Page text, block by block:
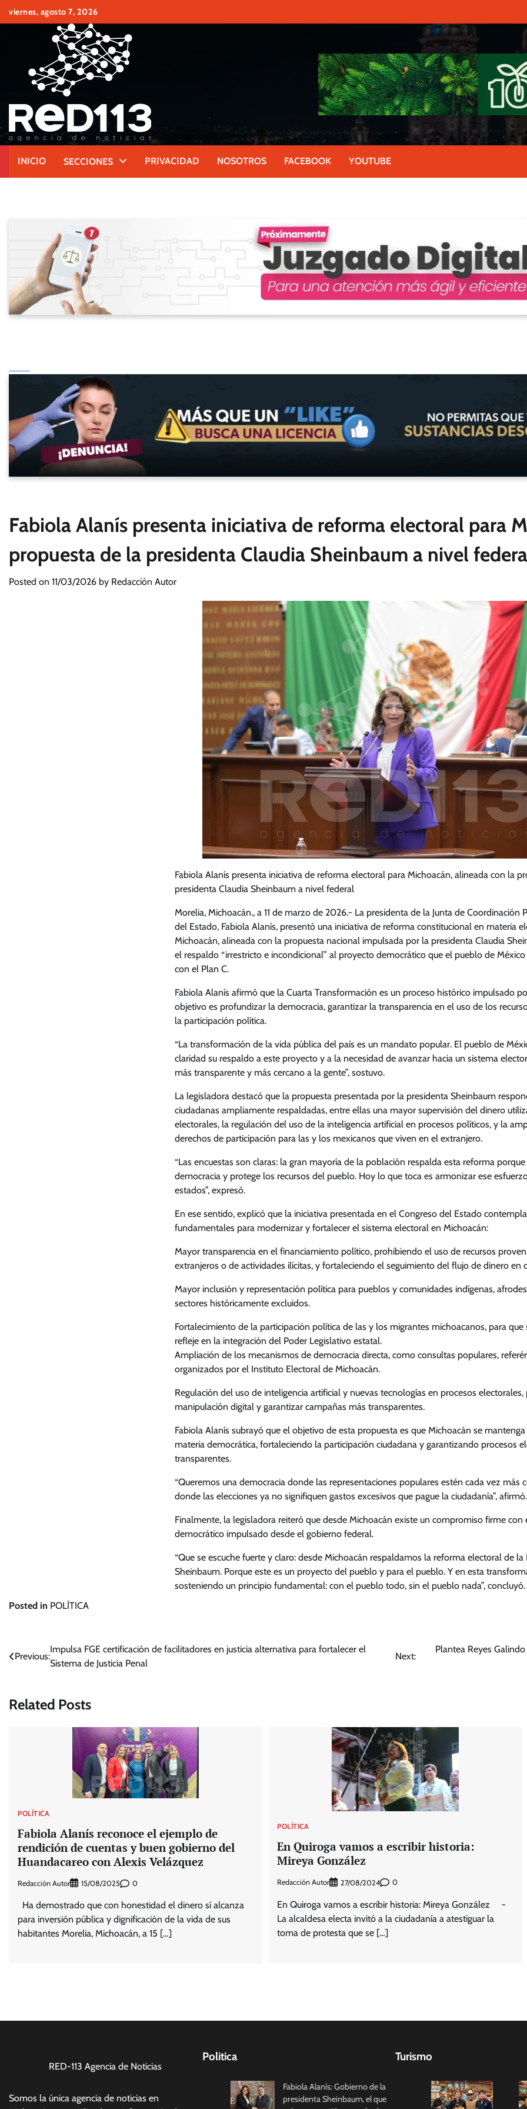
Skipviernes, agosto 7, 2026
INICIO SECCIONES PRIVACIDAD NOSOTROS FACEBOOK YOUTUBE
Fabiola Alanís presenta iniciativa de reforma electoral para
propuesta de la presidenta Claudia Sheinbaum a nivel
Posted on 11/03/2026 by Redacción Autor
Fabiola Alanís presenta iniciativa de reforma electoral para Michoacán, alineada con la
presidenta Claudia Sheinbaum a nivel federal
Morelia, Michoacán., a 11 de marzo de 2026.- La presidenta de la Junta de Coordinación
del Estado, Fabiola Alanís, presentó una iniciativa de reforma constitucional en materia
Michoacán, alineada con la propuesta nacional impulsada por la presidenta Claudia
el respaldo “irrestricto e incondicional” al proyecto democrático que el pueblo de
con el Plan C.
Fabiola Alanís afirmó que la Cuarta Transformación es un proceso histórico impulsado
objetivo es profundizar la democracia, garantizar la transparencia en el uso de los
la participación política.
“La transformación de la vida pública del país es un mandato popular. El pueblo de
claridad su respaldo a este proyecto y a la necesidad de avanzar hacia un sistema
más transparente y más cercano a la gente”, sostuvo.
La legisladora destacó que la propuesta presentada por la presidenta Sheinbaum
ciudadanas ampliamente respaldadas, entre ellas una mayor supervisión del dinero
electorales, la regulación del uso de la inteligencia artificial en procesos políticos, y la
derechos de participación para las y los mexicanos que viven en el extranjero.
“Las encuestas son claras: la gran mayoría de la población respalda esta reforma
democracia y protege los recursos del pueblo. Hoy lo que toca es armonizar ese
estados”, expresó.
En ese sentido, explicó que la iniciativa presentada en el Congreso del Estado
fundamentales para modernizar y fortalecer el sistema electoral en Michoacán:
Mayor transparencia en el financiamiento político, prohibiendo el uso de recursos
extranjeros o de actividades ilícitas, y fortaleciendo el seguimiento del flujo de dinero en
Mayor inclusión y representación política para pueblos y comunidades indígenas,
sectores históricamente excluidos.
Fortalecimiento de la participación política de las y los migrantes michoacanos, para
refleje en la integración del Poder Legislativo estatal.
Ampliación de los mecanismos de democracia directa, como consultas populares,
organizados por el Instituto Electoral de Michoacán.
Regulación del uso de inteligencia artificial y nuevas tecnologías en procesos electorales,
manipulación digital y garantizar campañas más transparentes.
Fabiola Alanís subrayó que el objetivo de esta propuesta es que Michoacán se
materia democrática, fortaleciendo la participación ciudadana y garantizando procesos
transparentes.
“Queremos una democracia donde las representaciones populares estén cada vez más
donde las elecciones ya no signifiquen gastos excesivos que pague la ciudadanía”, afirmó.
Finalmente, la legisladora reiteró que desde Michoacán existe un compromiso firme con
democrático impulsado desde el gobierno federal.
“Que se escuche fuerte y claro: desde Michoacán respaldamos la reforma electoral de la
Sheinbaum. Porque este es un proyecto del pueblo y para el pueblo. Y en esta
sosteniendo un principio fundamental: con el pueblo todo, sin el pueblo nada”, concluyó.
Posted in POLÍTICA
Navegación
Previous:
Impulsa FGE certificación de facilitadores en justicia alternativa para fortalecer el
Sistema de Justicia Penal
Next:
Plantea Reyes
Related Posts
POLÍTICA
Fabiola Alanís reconoce el ejemplo de
rendición de cuentas y buen gobierno del
Huandacareo con Alexis Velázquez
Redacción Autor 15/08/2025 0
Ha demostrado que con honestidad el dinero sí alcanza
para inversión pública y dignificación de la vida de sus
habitantes Morelia, Michoacán, a 15 […]
POLÍTICA
En Quiroga vamos a escribir historia:
Mireya González
Redacción Autor 27/08/2024 0
En Quiroga vamos a escribir historia: Mireya González -
La alcaldesa electa invitó a la ciudadanía a atestiguar la
toma de protesta que se […]
RED-113 Agencia de Noticias
Somos la única agencia de noticias en
Politica
Fabiola Alanís: Gobierno de la
presidenta Sheinbaum, el que
Turismo